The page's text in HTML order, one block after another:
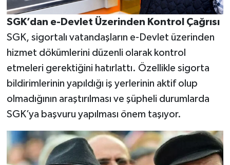
SGK’dan e-Devlet Üzerinden Kontrol Çağrısı
SGK, sigortalı vatandaşların e-Devlet üzerinden
hizmet dökümlerini düzenli olarak kontrol
etmeleri gerektiğini hatırlattı. Özellikle sigorta
bildirimlerinin yapıldığı iş yerlerinin aktif olup
olmadığının araştırılması ve şüpheli durumlarda
SGK’ya başvuru yapılması önem taşıyor.